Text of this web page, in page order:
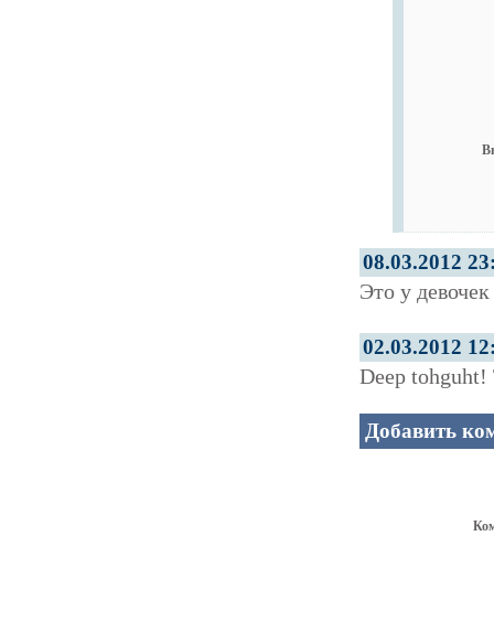
08.03.2012
Это у
02.03.2012
Deep
Добавить